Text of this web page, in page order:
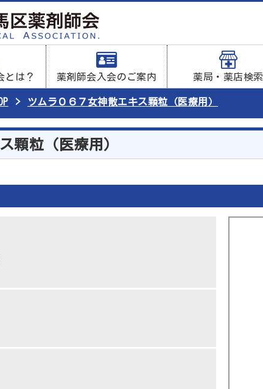
とは？ 薬剤師会入会のご案内 薬局・薬店検索
ツムラ０６７女神散エキス顆粒（医療用）
顆粒（医療用）